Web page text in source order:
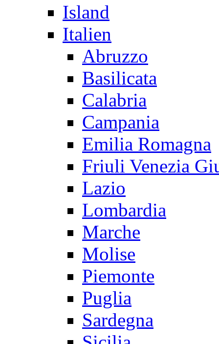
Island
Italien
Abruzzo
Basilicata
Calabria
Campania
Emilia Romagna
Friuli Venezia
Lazio
Lombardia
Marche
Molise
Piemonte
Puglia
Sardegna